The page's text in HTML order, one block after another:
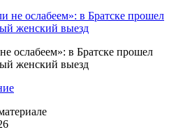
ослабеем»: в Братске прошел
женский выезд